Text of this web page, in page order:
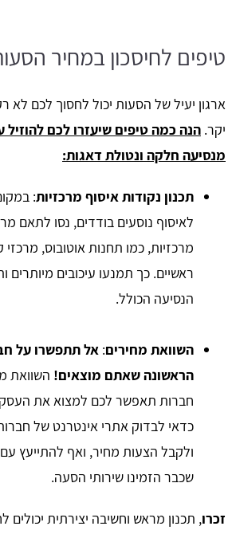
טיפים לחיסכון במחיר
ארגון יעיל של הסעות יכול לחסוך לכם לא
יקר. הנה כמה טיפים שיעזרו לכם להוזיל
מנסיעה חלקה ונטולת דאגות:
תכנון נקודות איסוף מרכזיות:
לאיסוף נוסעים בודדים, נסו לתאם
מרכזיות, כמו תחנות אוטובוס, מרכזי
ראשיים. כך תמנעו עיכובים מיותרים
הנסיעה הכולל.
השוואת מחירים: אל תתפשרו על
הראשונה שאתם מוצאים! השוואת
חברות תאפשר לכם למצוא את
כדאי לבדוק אתרי אינטרנט של
ולקבל הצעות מחיר, ואף להתייעץ
שכבר הזמינו שירותי הסעה.
זכרו, תכנון מראש וחשיבה יצירתית